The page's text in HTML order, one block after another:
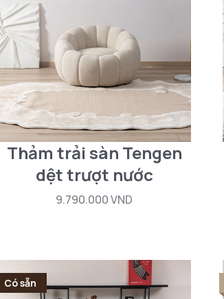
Thảm trải sàn Tengen
dệt trượt nước
9.790.000 VND
Có sẵn